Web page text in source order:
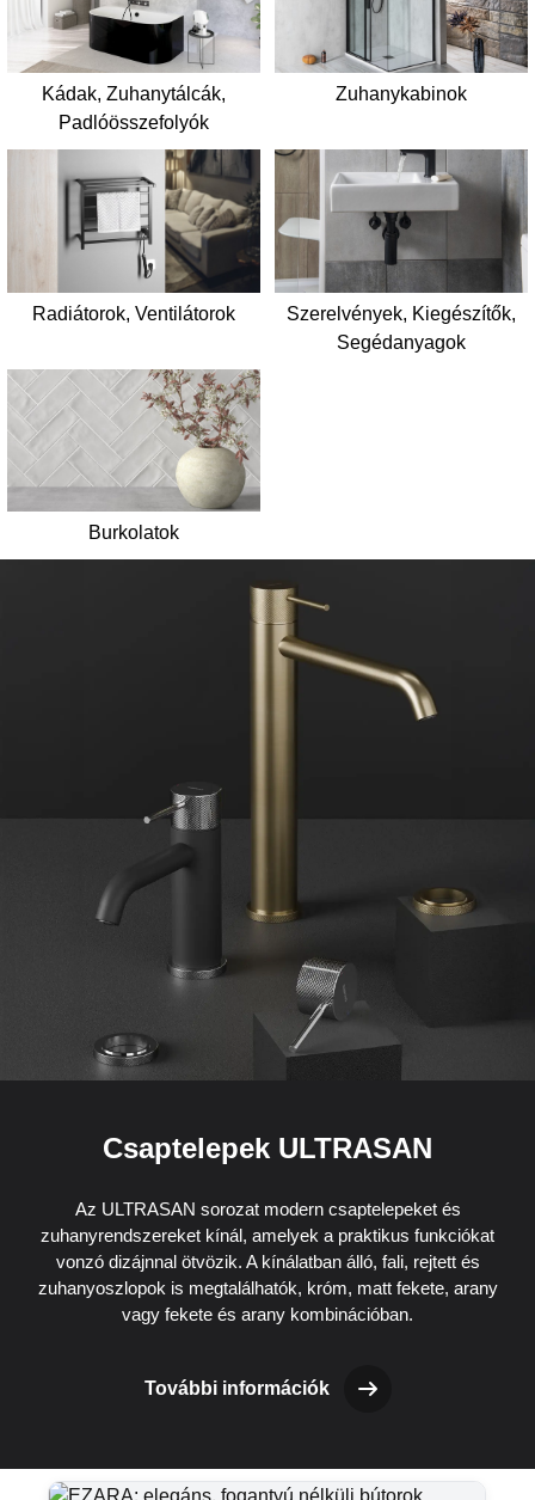
Kádak, Zuhanytálcák,
Padlóösszefolyók
Zuhanykabinok
Radiátorok, Ventilátorok
Szerelvények, Kiegészítők,
Segédanyagok
Burkolatok
Csaptelepek ULTRASAN
Az ULTRASAN sorozat modern csaptelepeket és
zuhanyrendszereket kínál, amelyek a praktikus funkciókat
vonzó dizájnnal ötvözik. A kínálatban álló, fali, rejtett és
zuhanyoszlopok is megtalálhatók, króm, matt fekete, arany
vagy fekete és arany kombinációban.
További információk